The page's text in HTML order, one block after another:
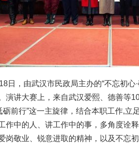
日，由武汉市民政局主办的“不忘初
演讲大赛上，来自武汉爱熙、德善等
砺前行”这一主旋律，结合本职工作,
作中的人、讲工作中的事，多角度诠
岗敬业、锐意进取的精神，以及不忘